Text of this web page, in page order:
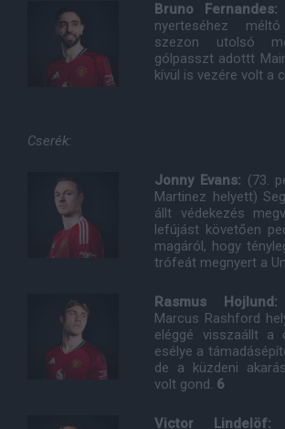
Bruno Fernandes:
nyerteséhez
szezon utolsó
gólpasszt adottt
kívül is vezére volt a
Cserék:
Jonny Evans: (73.
Martinez helyett)
állt védekezés
lefújást követően
magáról, hogy
trófeát megnyert a
Rasmus
Marcus Rashford
eléggé visszaállt a
esélye a
de a küzdeni
volt gond. 6
Victor Lindelöf: